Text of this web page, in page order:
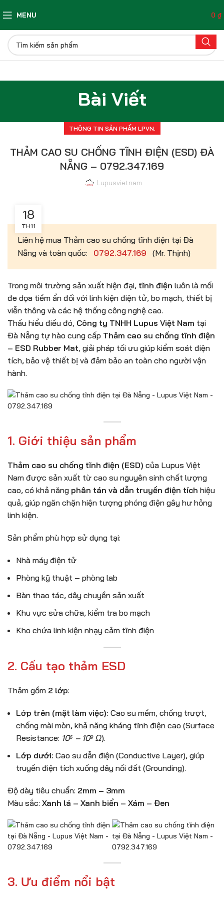
MENU 0 ₫
Bài Viết
THÔNG TIN SẢN PHẨM LPVN.
THẢM CAO SU CHỐNG TĨNH ĐIỆN (ESD) ĐÀ
NẴNG – 0792.347.169
Lupusvietnam
18
TH11
Liên hệ mua Thảm cao su chống tĩnh điện tại Đà
Nẵng và toàn quốc:
0792.347.169 (Mr. Thịnh)
Trong môi trường sản xuất hiện đại, tĩnh điện luôn là mối
đe dọa tiềm ẩn đối với linh kiện điện tử, bo mạch, thiết bị
viễn thông và các hệ thống công nghệ cao.
Thấu hiểu điều đó, Công ty TNHH Lupus Việt Nam tại
Đà Nẵng tự hào cung cấp Thảm cao su chống tĩnh điện
– ESD Rubber Mat, giải pháp tối ưu giúp kiểm soát điện
tích, bảo vệ thiết bị và đảm bảo an toàn cho người vận
hành.
1. Giới thiệu sản phẩm
Thảm cao su chống tĩnh điện (ESD) của Lupus Việt
Nam được sản xuất từ cao su nguyên sinh chất lượng
cao, có khả năng phân tán và dẫn truyền điện tích hiệu
quả, giúp ngăn chặn hiện tượng phóng điện gây hư hỏng
linh kiện.
Sản phẩm phù hợp sử dụng tại:
Nhà máy điện tử
Phòng kỹ thuật – phòng lab
Bàn thao tác, dây chuyền sản xuất
Khu vực sửa chữa, kiểm tra bo mạch
Kho chứa linh kiện nhạy cảm tĩnh điện
2. Cấu tạo thảm ESD
Thảm gồm 2 lớp:
Lớp trên (mặt làm việc): Cao su mềm, chống trượt,
chống mài mòn, khả năng kháng tĩnh điện cao (Surface
Resistance: 10⁶ – 10⁹ Ω).
Lớp dưới: Cao su dẫn điện (Conductive Layer), giúp
truyền điện tích xuống dây nối đất (Grounding).
Độ dày tiêu chuẩn: 2mm – 3mm
Màu sắc: Xanh lá – Xanh biển – Xám – Đen
3. Ưu điểm nổi bật